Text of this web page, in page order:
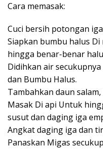
Cara memasak:
Cuci bersih potongan
Siapkan bumbu halus
hingga benar-benar
Didihkan air
dan Bumbu Halus.
Tambahkan daun
Masak Di api Untuk
susut dan daging iga
Angkat daging iga dan
Panaskan Migas